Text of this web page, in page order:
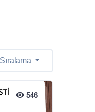
Sıralama
546